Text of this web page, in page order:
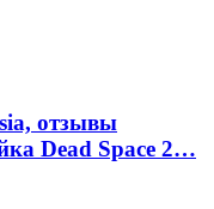
отзывы
Dead Space 2…